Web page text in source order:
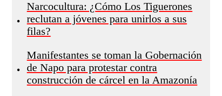
•
Narcocultura: ¿Cómo Los Tiguerones
reclutan a jóvenes para unirlos a sus
filas?
•
Manifestantes se toman la Gobernación
de Napo para protestar contra
construcción de cárcel en la Amazonía